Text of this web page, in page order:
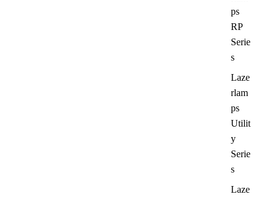
ps
RP
Serie
s
Laze
rlam
ps
Utilit
y
Serie
s
Laze